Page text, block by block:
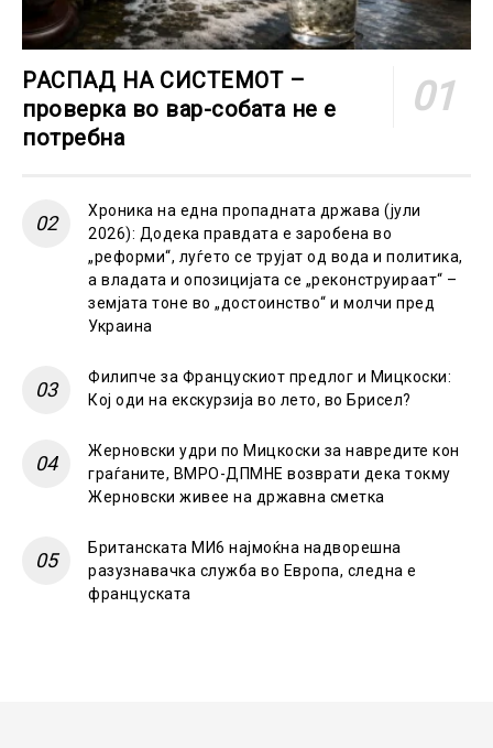
РАСПАД НА СИСТЕМОТ –
проверка во вар-собата не е
потребна
Хроника на една пропадната држава (јули
2026): Додека правдата е заробена во
„реформи“, луѓето се трујат од вода и политика,
а владата и опозицијата се „реконструираат“ –
земјата тоне во „достоинство“ и молчи пред
Украина
Филипче за Францускиот предлог и Мицкоски:
Кој оди на екскурзија во лето, во Брисел?
Жерновски удри по Мицкоски за навредите кон
граѓаните, ВМРО-ДПМНЕ возврати дека токму
Жерновски живее на државна сметка
Британската МИ6 најмоќна надворешна
разузнавачка служба во Европа, следна е
француската